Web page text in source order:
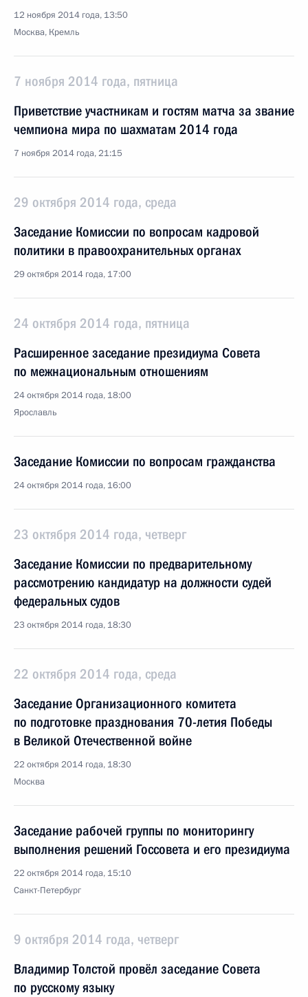
12 ноября 2014 года, 13:50
Москва, Кремль
7 ноября 2014 года, пятница
Приветствие участникам и гостям матча за звание
чемпиона мира по шахматам 2014 года
7 ноября 2014 года, 21:15
29 октября 2014 года, среда
Заседание Комиссии по вопросам кадровой
политики в правоохранительных органах
29 октября 2014 года, 17:00
24 октября 2014 года, пятница
Расширенное заседание президиума Совета
по межнациональным отношениям
24 октября 2014 года, 18:00
Ярославль
Заседание Комиссии по вопросам гражданства
24 октября 2014 года, 16:00
23 октября 2014 года, четверг
Заседание Комиссии по предварительному
рассмотрению кандидатур на должности судей
федеральных судов
23 октября 2014 года, 18:30
22 октября 2014 года, среда
Заседание Организационного комитета
по подготовке празднования 70-летия Победы
в Великой Отечественной войне
22 октября 2014 года, 18:30
Москва
Заседание рабочей группы по мониторингу
выполнения решений Госсовета и его президиума
22 октября 2014 года, 15:10
Санкт-Петербург
9 октября 2014 года, четверг
Владимир Толстой провёл заседание Совета
по русскому языку